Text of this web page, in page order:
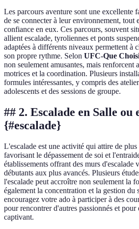
Les parcours aventure sont une excellente
de se connecter à leur environnement, tout
confiance en eux. Ces parcours, souvent
allient escalade, tyroliennes et ponts
adaptées à différents niveaux permettent à
son propre rythme. Selon UFC-Que
non seulement amusantes, mais renforcent
motrices et la coordination. Plusieurs
formules intéressantes, y compris des
adolescents et des sessions de groupe.
## 2. Escalade en Salle
{#escalade}
L'escalade est une activité qui attire de plus
favorisant le dépassement de soi et
établissements offrant des murs d'escalade
débutants aux plus avancés. Plusieurs
l'escalade peut accroître non seulement la
également la concentration et la gestion du
encouragez votre ado à participer à des
pour rencontrer d'autres passionnés et
captivant.